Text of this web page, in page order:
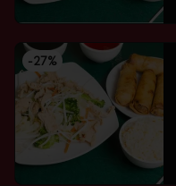
-27%